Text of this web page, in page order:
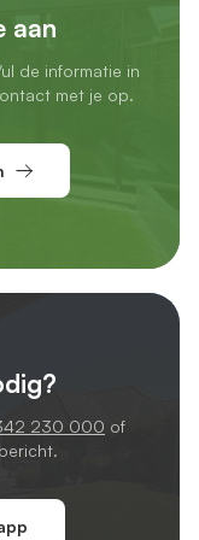
over?
.
in te
in en komen we
onder je
aan
de informatie in
met je op.
230 000 of